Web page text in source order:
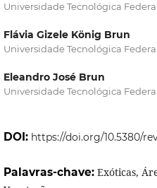
Universidade Tecnológica
Flávia Gizele König Brun
Universidade Tecnológica
Eleandro José Brun
Universidade Tecnológica
DOI: https://doi.org/10.5380/
Palavras-chave: Exóticas,